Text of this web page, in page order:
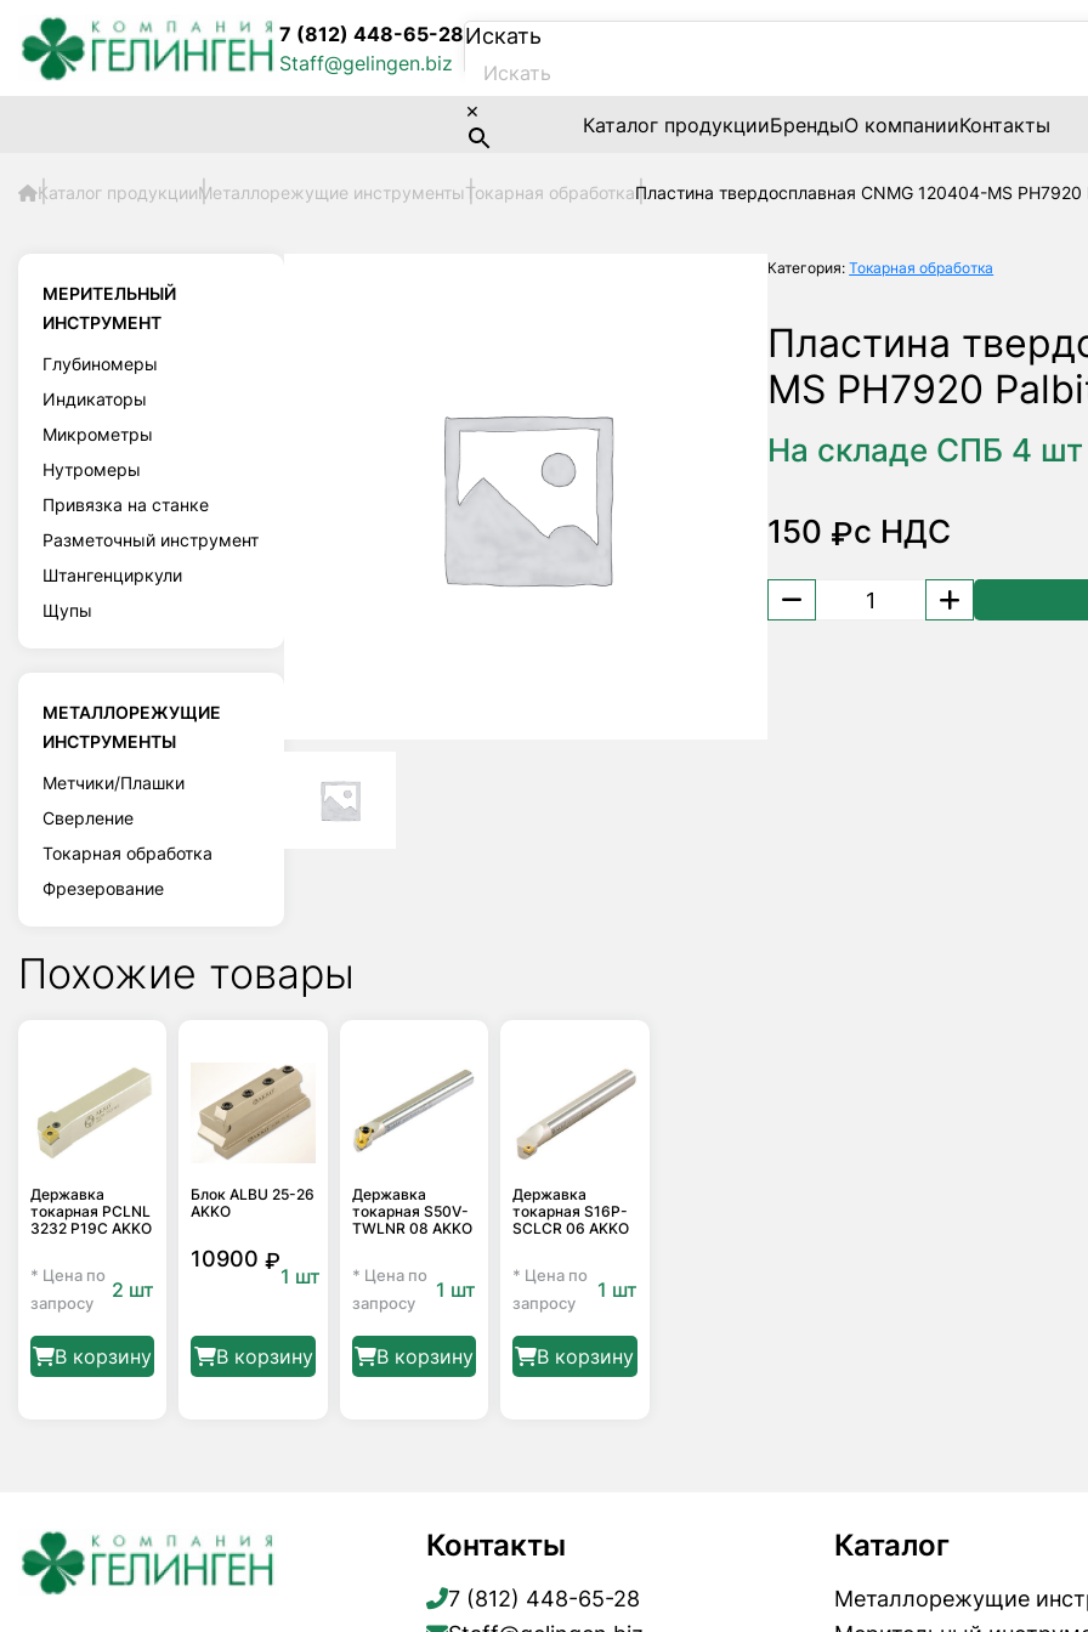
7 (812) 448-65-28
Staff@gelingen.biz
Искать
×
Каталог продукцииБрендыО компанииКонтакты
Каталог продукцииМеталлорежущие инструментыТокарная обработкаПластина твердосплавная CNMG 120404-MS PH7920
МЕРИТЕЛЬНЫЙ
ИНСТРУМЕНТ
Глубиномеры
Индикаторы
Микрометры
Нутромеры
Привязка на станке
Разметочный инструмент
Штангенциркули
Щупы
МЕТАЛЛОРЕЖУЩИЕ
ИНСТРУМЕНТЫ
Метчики/Плашки
Сверление
Токарная обработка
Фрезерование
Категория:Токарная обработка
Пластина
MS PH7920
На складе СПБ 4 шт
150 ₽с НДС
Количество
товара
Похожие товары
Державка
токарная PCLNL
3232 P19C AKKO
* Цена по
запросу
2 шт
В корзину
Блок ALBU 25-26
AKKO
10900₽
1 шт
В корзину
Державка
токарная S50V-
TWLNR 08 AKKO
* Цена по
запросу
1 шт
В корзину
Державка
токарная S16P-
SCLCR 06 AKKO
* Цена по
запросу
1 шт
В корзину
Контакты
7 (812) 448-65-28
Каталог
Металлорежущие